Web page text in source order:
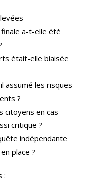
finale a-t-elle été
était-elle biaisée
assumé les risques
?
citoyens en cas
critique ?
indépendante
place ?
: